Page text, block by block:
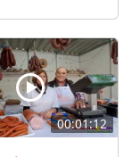
00:01:12